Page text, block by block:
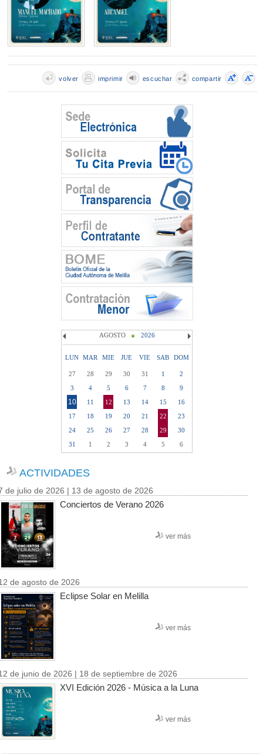
compartir
escuchar
imprimir
volver
AGOSTO 2026
LUN MAR MIE JUE VIE SAB DOM
27 28 29 30 31 1
2
3
4 5 6 7 8 9
10 11 12 13 14 15
16
17
18 19 20 21 22
23
24
25 26 27 28 29
30
31
1 2 3 4 5 6
ACTIVIDADES
de julio de 2026 | 13 de agosto de 2026
Conciertos de Verano 2026
ver más
de agosto de 2026
Eclipse Solar en Melilla
ver más
de junio de 2026 | 18 de septiembre de 2026
XVI Edición 2026 - Música a la Luna
ver más